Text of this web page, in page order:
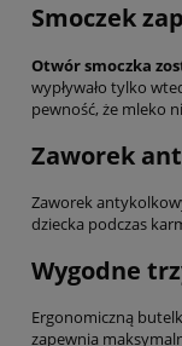
Smoczek
Otwór smoczka
wypływało tylko
pewność, że mleko
Zaworek
Zaworek
dziecka podczas
Wygodne
Ergonomiczną
zapewnia